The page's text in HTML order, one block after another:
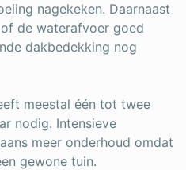
nagekeken. Daarnaast
de waterafvoer goed
dakbedekking nog
meestal één tot twee
nodig. Intensieve
meer onderhoud omdat
gewone tuin.